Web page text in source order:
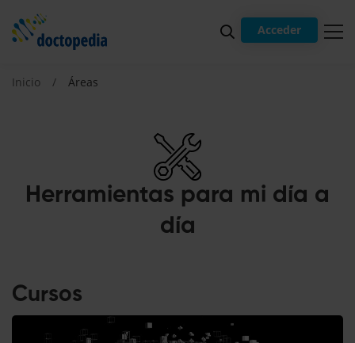
Acceder
Herramientas para mi día a
día
Inicio Áreas
Cursos